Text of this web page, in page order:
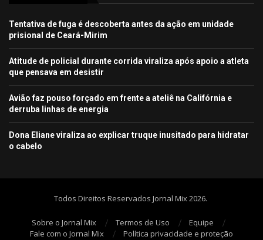
Tentativa de fuga é descoberta antes da ação em unidade
prisional de Ceará-Mirim
Atitude de policial durante corrida viraliza após apoio a atleta
que pensava em desistir
Avião faz pouso forçado em frente a ateliê na Califórnia e
derruba linhas de energia
Dona Eliane viraliza ao explicar truque inusitado para hidratar
o cabelo
Todos Direitos Reservados Jornal Mix 2026.
Sobre o Jornal Mix Termos de Uso
Equipe
Fale com o Jornal Mix
Política privacidade e proteção